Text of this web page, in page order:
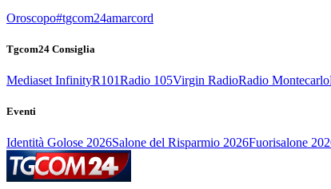
Oroscopo#tgcom24amarcord
Tgcom24 Consiglia
Mediaset InfinityR101Radio 105Virgin RadioRadio Montecarlo
Eventi
Identità Golose 2026Salone del Risparmio 2026Fuorisalone